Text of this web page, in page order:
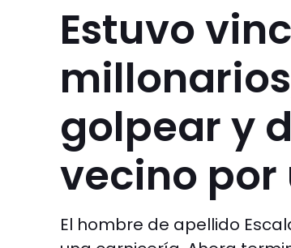
Estuvo
golpear y
vecino por
El hombre de apellido